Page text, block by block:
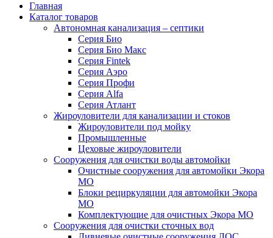
Главная
Каталог товаров
Автономная канализация – септики
Серия Био
Серия Био Макс
Серия Fintek
Серия Аэро
Серия Профи
Серия Alfa
Серия Атлант
Жироуловители для канализации и стоков
Жироуловители под мойку
Промышленные
Цеховые жироуловители
Сооружения для очистки воды автомойки
Очистные сооружения для автомойки Экора
МО
Блоки рециркуляции для автомойки Экора
МО
Комплектующие для очистных Экора МО
Сооружения для очистки сточных вод